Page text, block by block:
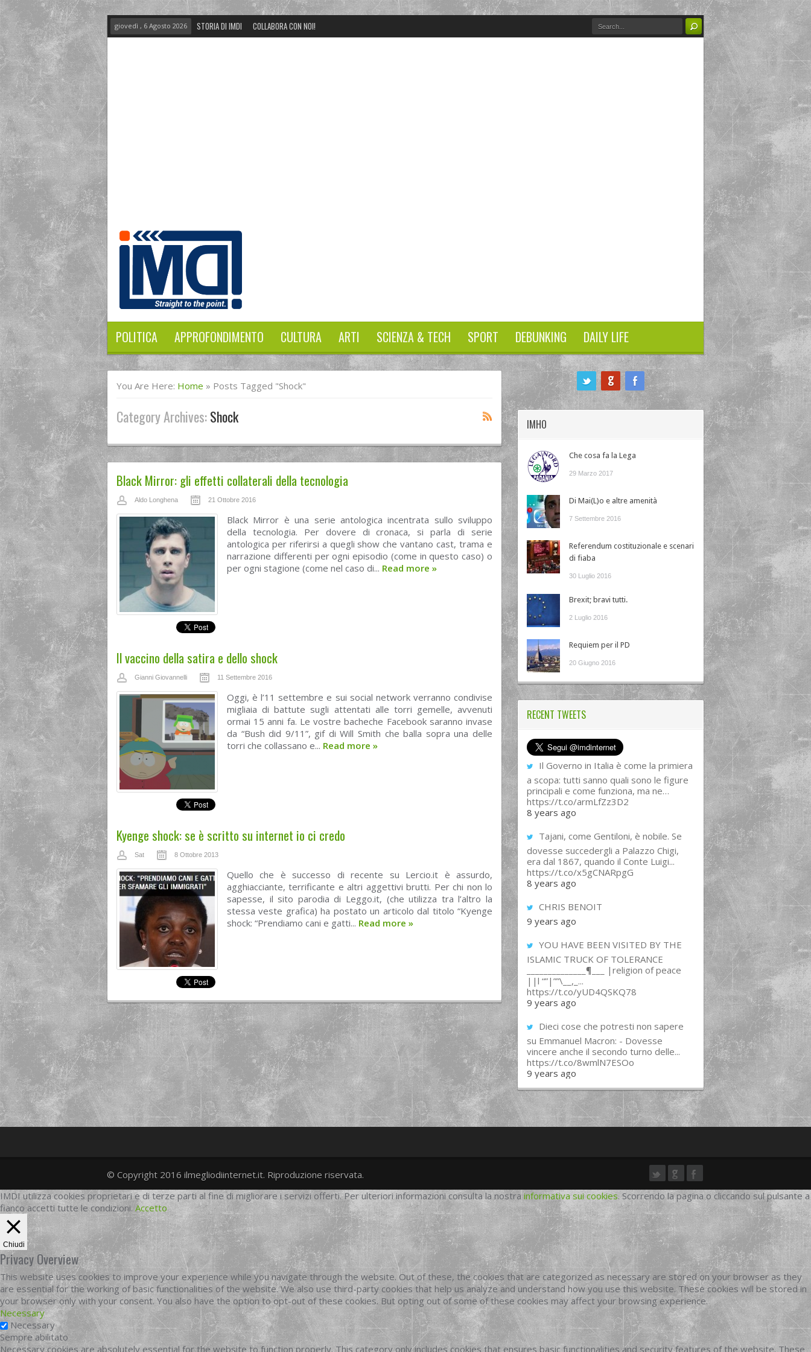
giovedì , 6 Agosto 2026 STORIA DI IMDI COLLABORA CON NOI!
POLITICA APPROFONDIMENTO CULTURA ARTI SCIENZA & TECH SPORT DEBUNKING DAILY LIFE
You Are Here: Home » Posts Tagged "shock"
Category Archives:Shock
Black Mirror: gli effetti collaterali della tecnologia
Aldo Longhena 21 Ottobre 2016
Black Mirror è una serie antologica incentrata sullo sviluppo
della tecnologia. Per dovere di cronaca, si parla di serie
antologica per riferirsi a quegli show che vantano cast, trama e
narrazione differenti per ogni episodio (come in questo caso) o
per ogni stagione (come nel caso di... Read more »
Il vaccino della satira e dello shock
Gianni Giovannelli 11 Settembre 2016
Oggi, è l’11 settembre e sui social network verranno condivise
migliaia di battute sugli attentati alle torri gemelle, avvenuti
ormai 15 anni fa. Le vostre bacheche Facebook saranno invase
da “Bush did 9/11”, gif di Will Smith che balla sopra una delle
torri che collassano e... Read more »
Kyenge shock: se è scritto su internet io ci credo
Sat 8 Ottobre 2013
Quello che è successo di recente su Lercio.it è assurdo,
agghiacciante, terrificante e altri aggettivi brutti. Per chi non lo
sapesse, il sito parodia di Leggo.it, (che utilizza tra l’altro la
stessa veste grafica) ha postato un articolo dal titolo “Kyenge
shock: “Prendiamo cani e gatti... Read more »
IMHO
Che cosa fa la Lega
29 Marzo 2017
Di Mai(L)o e altre amenità
7 Settembre 2016
Referendum costituzionale e scenari
di fiaba
30 Luglio 2016
Brexit; bravi tutti.
2 Luglio 2016
Requiem per il PD
20 Giugno 2016
RECENT TWEETS
Il Governo in Italia è come la primiera
a scopa: tutti sanno quali sono le figure
principali e come funziona, ma ne…
https://t.co/armLfZz3D2
8 years ago
Tajani, come Gentiloni, è nobile. Se
dovesse succedergli a Palazzo Chigi,
era dal 1867, quando il Conte Luigi...
https://t.co/x5gCNARpgG
8 years ago
CHRIS BENOIT
9 years ago
YOU HAVE BEEN VISITED BY THE
ISLAMIC TRUCK OF TOLERANCE
______________¶___ |religion of peace
||l “”|””\__,_...
https://t.co/yUD4QSKQ78
9 years ago
Dieci cose che potresti non sapere
su Emmanuel Macron: - Dovesse
vincere anche il secondo turno delle...
https://t.co/8wmlN7ESOo
9 years ago
twittergoogleplus
facebook
© Copyright 2016 ilmegliodiinternet.it. Riproduzione riservata.
IMDI utilizza cookies proprietari e di terze parti al fine di migliorare i servizi offerti. Per ulteriori informazioni consulta la nostra informativa sui cookies. Scorrendo la pagina o cliccando sul pulsante a
fianco accetti tutte le condizioni. Accetto
Chiudi
Privacy Overview
This website uses cookies to improve your experience while you navigate through the website. Out of these, the cookies that are categorized as necessary are stored on your browser as they
are essential for the working of basic functionalities of the website. We also use third-party cookies that help us analyze and understand how you use this website. These cookies will be stored in
your browser only with your consent. You also have the option to opt-out of these cookies. But opting out of some of these cookies may affect your browsing experience.
Necessary
Necessary
Sempre abilitato
Necessary cookies are absolutely essential for the website to function properly. This category only includes cookies that ensures basic functionalities and security features of the website. These